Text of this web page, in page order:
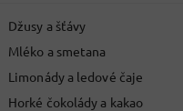
Džusy a šťávy
Mléko a smetana
Limonády a ledové čaje
Horké čokolády a kakao